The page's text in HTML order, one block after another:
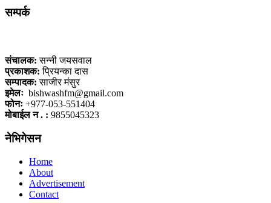
सम्पर्क
संचालक: सन्नी जयसवाल
प्रकाशक: प्रियन्का दास
सम्पादक: साजीर मंसुर
इमेलः bishwashfm@gmail.com
फोनः +977-053-551404
मोबाईल न . : 9855045323
नेभिगेसन
Home
About
Advertisement
Contact